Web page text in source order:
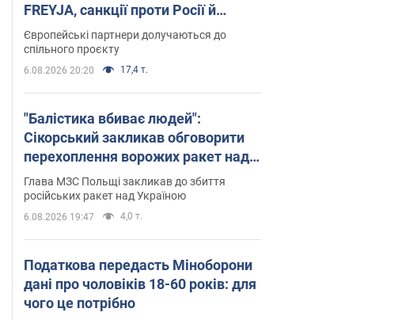
FREYJA, санкції проти Росії й
підтримку аграріїв. Відео
Європейські партнери долучаються до
спільного проєкту
6.08.2026 20:20 17,4 т.
"Балістика вбиває людей":
Сікорський закликав обговорити
перехоплення ворожих ракет над
Україною
Глава МЗС Польщі закликав до збиття
російських ракет над Україною
6.08.2026 19:47 4,0 т.
Податкова передасть Міноборони
дані про чоловіків 18-60 років: для
чого це потрібно